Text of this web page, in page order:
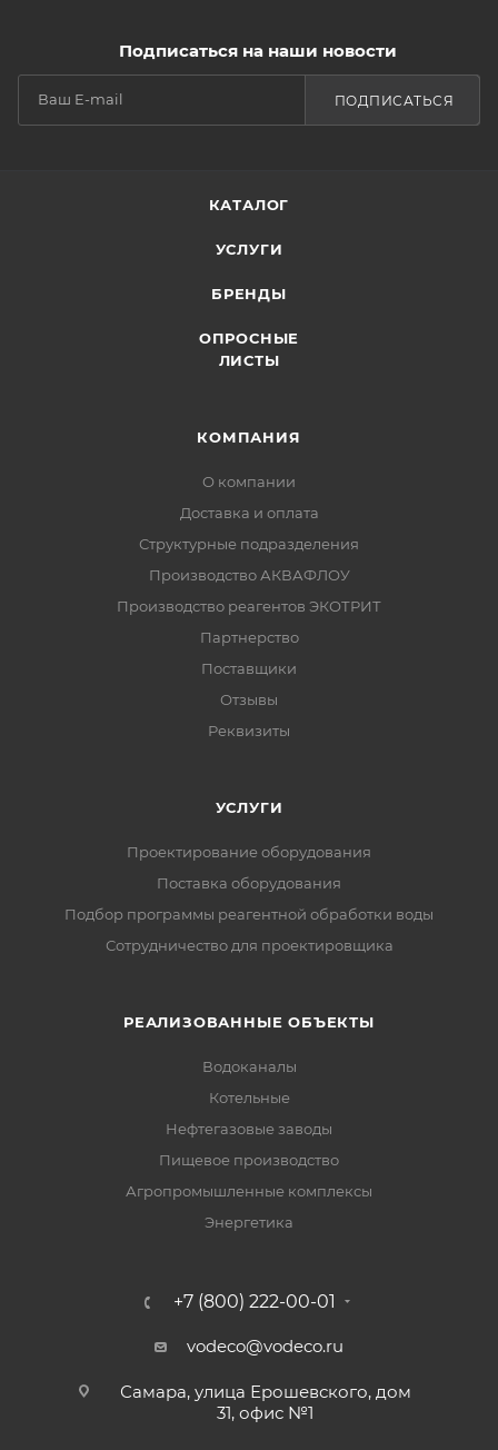
Подписаться на наши новости
ПОДПИСАТЬСЯ
КАТАЛОГ
УСЛУГИ
БРЕНДЫ
ОПРОСНЫЕ
ЛИСТЫ
КОМПАНИЯ
О компании
Доставка и оплата
Структурные подразделения
Производство АКВАФЛОУ
Производство реагентов ЭКОТРИТ
Партнерство
Поставщики
Отзывы
Реквизиты
УСЛУГИ
Проектирование оборудования
Поставка оборудования
Подбор программы реагентной обработки воды
Сотрудничество для проектировщика
РЕАЛИЗОВАННЫЕ ОБЪЕКТЫ
Водоканалы
Котельные
Нефтегазовые заводы
Пищевое производство
Агропромышленные комплексы
Энергетика
+7 (800) 222-00-01
vodeco@vodeco.ru
Самара, улица Ерошевского, дом
31, офис №1